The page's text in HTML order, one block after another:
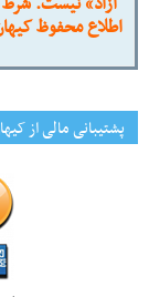
اطلاع محفوظ
پشتیبانی مالی از